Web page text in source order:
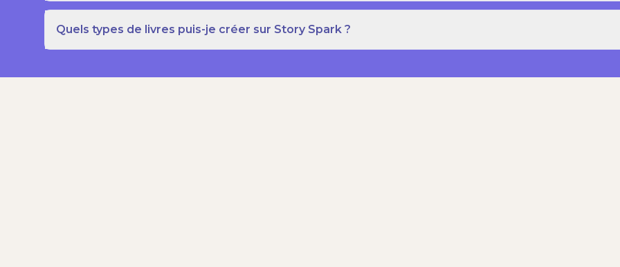
Quels types de livres puis-je créer sur Story Spark ?